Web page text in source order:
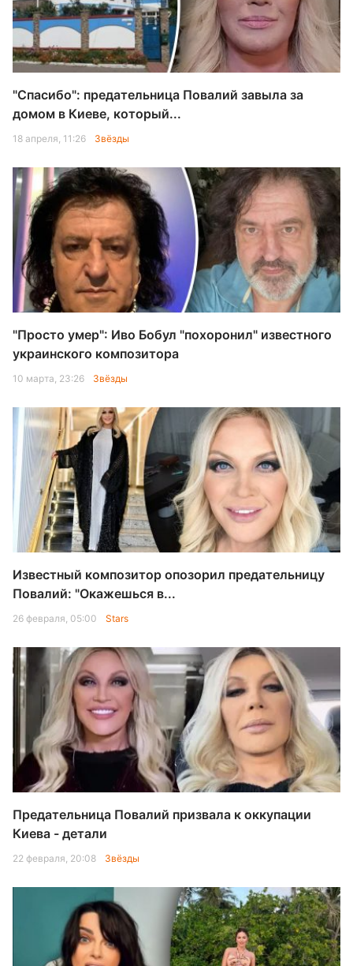
"Спасибо": предательница Повалий завыла за
домом в Киеве, который...
18 апреля, 11:26 Звёзды
"Просто умер": Иво Бобул "похоронил" известного
украинского композитора
10 марта, 23:26 Звёзды
Известный композитор опозорил предательницу
Повалий: "Окажешься в...
26 февраля, 05:00 Stars
Предательница Повалий призвала к оккупации
Киева - детали
22 февраля, 20:08 Звёзды